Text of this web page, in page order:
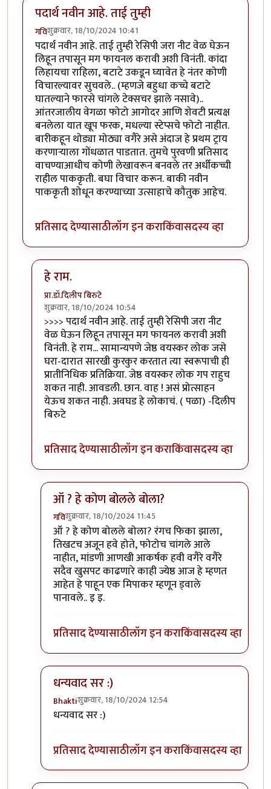
पदार्थ नवीन आहे. ताई तुम्ही
गविशुक्रवार, 18/10/2024 10:41
पदार्थ नवीन आहे. ताई तुम्ही रेसिपी जरा नीट वेळ घेऊन
लिहून तपासून मग फायनल करावी अशी विनंती. कांदा
लिहायचा राहिला, बटाटे उकडून घ्यावेत हे नंतर कोणी
विचारल्यावर सुचवले.. (म्हणजे बहुधा कच्चे बटाटे
घातल्याने फारसे चांगले टेक्सचर झाले नसावे)..
आंतरजालीय वेगळा फोटो आगोदर आणि शेवटी प्रत्यक्ष
बनलेला यात खूप फरक, मधल्या स्टेप्सचे फोटो नाहीत.
बारीकहून थोड्या मोठ्या वगैरे असे अंदाज हे प्रथम ट्राय
करणाऱ्याला गोंधळात पाडतात. तुमचे पुरवणी प्रतिसाद
वाचण्याआधीच कोणी लेखावरून बनवले तर अर्धीकच्ची
राहील पाककृती. बघा विचार करून. बाकी नवीन
पाककृती शोधून करण्याच्या उत्साहाचे कौतुक आहेच.
प्रतिसाद देण्यासाठीलॉग इन कराकिंवासदस्य व्हा
हे राम.
प्रा.डॉ.दिलीप बिरुटे
शुक्रवार, 18/10/2024 10:54
In reply toपदार्थ नवीन आहे. ताई तुम्हीbyगवि
>>>> पदार्थ नवीन आहे. ताई तुम्ही रेसिपी जरा नीट
वेळ घेऊन लिहून तपासून मग फायनल करावी अशी
विनंती. हे राम... सामान्यपणे जेष्ठ वयस्कर लोक जसे
घरा-दारात सारखी कुरकुर करतात त्या स्वरूपाची ही
प्रातीनिधिक प्रतिक्रिया. जेष्ठ वयस्कर लोक गप राहुच
शकत नाही. आवडली. छान. वाह ! असं प्रोत्साहन
येऊच शकत नाही. अवघड हे लोकाचं. ( पळा) -दिलीप
बिरुटे
प्रतिसाद देण्यासाठीलॉग इन कराकिंवासदस्य व्हा
ऑ ? हे कोण बोलले बोला?
गविशुक्रवार, 18/10/2024 11:45
In reply toहे राम.byप्रा.डॉ.दिलीप बिरुटे
ऑ ? हे कोण बोलले बोला? रंगच फिका झाला,
तिखटच अजून हवे होते, फोटोच चांगले आले
नाहीत, मांडणी आणखी आकर्षक हवी वगैरे वगैरे
सदैव खुसपट काढणारे काही ज्येष्ठ आज हे म्हणत
आहेत हे पाहून एक मिपाकर म्हणून ड्वाले
पानावले.. इ इ.
प्रतिसाद देण्यासाठीलॉग इन कराकिंवासदस्य व्हा
धन्यवाद सर :)
Bhaktiशुक्रवार, 18/10/2024 12:54
In reply toहे राम.
धन्यवाद सर :)
प्रतिसाद देण्यासाठीलॉग इन कराकिंवासदस्य व्हा